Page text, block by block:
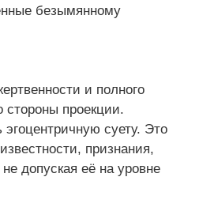
безымянному
и полного
проекции.
суету. Это
признания,
допуская её на уровне